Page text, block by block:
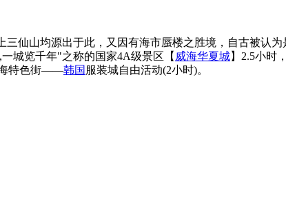
三仙山均源出于此，又因有海市蜃楼之胜境，自古被认
一城览千年"之称的国家4A级景区【 威海华夏城】2.5小时
海特色街——韩国 服装城自由活动(2小时)。